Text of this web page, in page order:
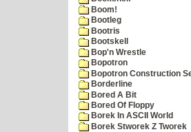
Boom!
Bootleg
Bootris
Bootskell
Bop'n Wrestle
Bopotron
Bopotron Construction
Borderline
Bored A Bit
Bored Of Floppy
Borek In ASCII World
Borek Stworek Z Tworek